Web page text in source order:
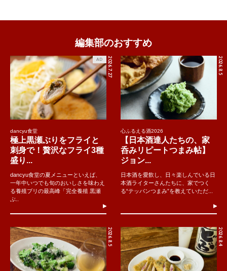
編集部のおすすめ
2026.7.27
AD
dancyu食堂
極上黒瀬ぶりをフライと
刺身で！贅沢なフライ3種
盛り...
dancyu食堂の夏メニューといえば、
一年中いつでも旬のおいしさを味わえ
る養殖ブリの最高峰「完全養殖 黒瀬
ぶ..
2026.8.5
心ふるえる酒2026
【日本酒達人たちの、家
呑みリピートつまみ帖】
ジョン...
日本酒を愛飲し、日々楽しんでいる日
本酒ライターさんたちに、家でつく
る“テッパンつまみ”を教えていただ...
2026.8.5 2026.8.4